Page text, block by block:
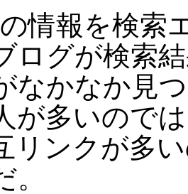
情報を検索
ログが検索
なかなか見
が多いので
リンクが多
。